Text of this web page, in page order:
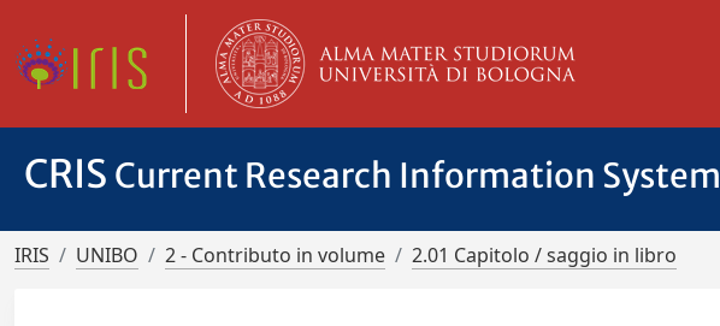
CRIS Current Research Information System
IRIS UNIBO 2 - Contributo in volume 2.01 Capitolo / saggio in libro